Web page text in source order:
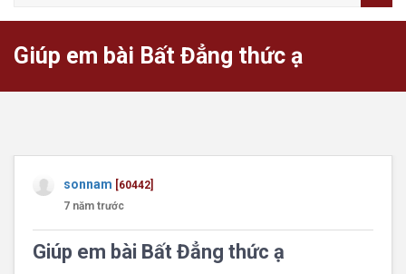
Giúp em bài Bất Đẳng thức ạ
sonnam
[60442]
7 năm trước
Giúp em bài Bất Đẳng thức ạ